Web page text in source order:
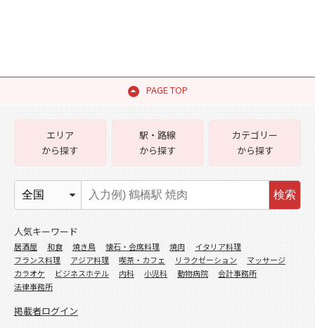
PAGE TOP
エリア
から探す
駅・路線
から探す
カテゴリー
から探す
検索
人気キーワード
居酒屋 和食 焼き鳥 懐石・会席料理 焼肉
イタリア料理
フランス料理
アジア料理 喫茶・カフェ リラクゼーション
マッサージ
カラオケ
ビジネスホテル 内科 小児科 動物病院
会計事務所
法律事務所
掲載者ログイン